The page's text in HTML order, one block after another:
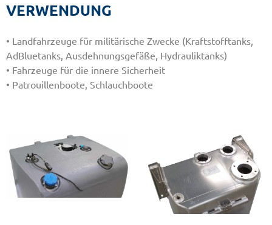
VERWENDUNG
• Landfahrzeuge für militärische Zwecke (Kraftstofftanks,
AdBluetanks, Ausdehnungsgefäße, Hydrauliktanks)
• Fahrzeuge für die innere Sicherheit
• Patrouillenboote, Schlauchboote